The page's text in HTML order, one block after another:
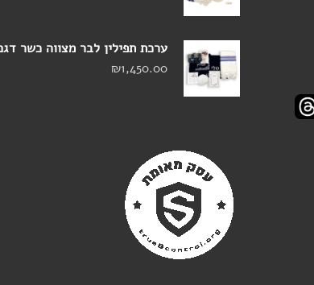
ערכת תפילין לבר מצווה כשר
₪1,450.00